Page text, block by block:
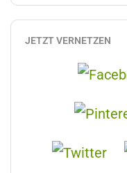
JETZT VERNETZEN